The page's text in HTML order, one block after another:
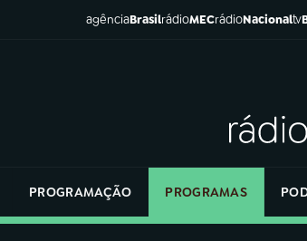
agênciaBrasilrádioMECrádioNacionaltv
PROGRAMAÇÃO PROGRAMAS